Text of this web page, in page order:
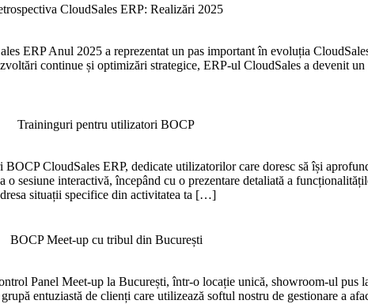
CloudSales ERP: Realizări 2025
ERP Anul 2025 a reprezentat un pas important în evoluția
continue și optimizări strategice, ERP-ul CloudSales a devenit un
Traininguri pentru utilizatori BOCP
CloudSales ERP, dedicate utilizatorilor care doresc să își
sesiune interactivă, începând cu o prezentare detaliată a
situații specifice din activitatea ta […]
BOCP Meet-up cu tribul din București
Panel Meet-up la București, într-o locație unică, showroom-ul pus
entuziastă de clienți care utilizează softul nostru de gestionare a